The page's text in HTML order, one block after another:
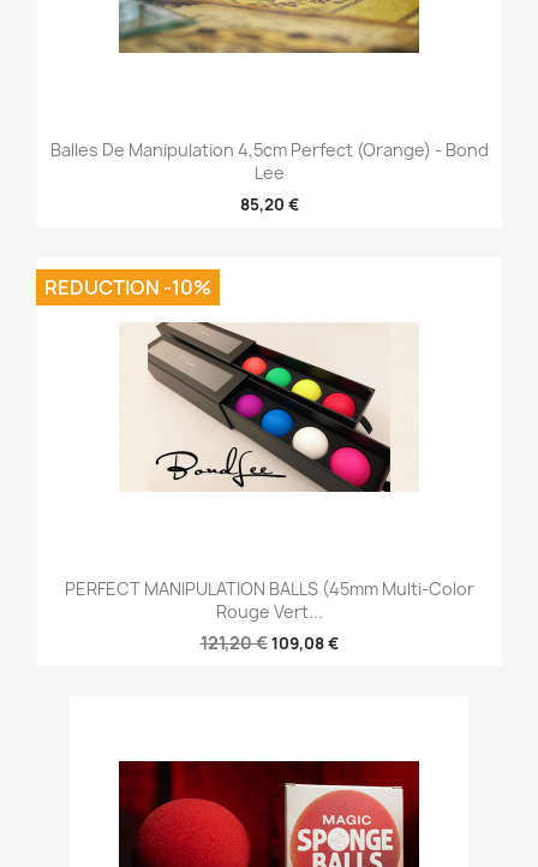
Balles De Manipulation 4,5cm Perfect (Orange) - Bond
Lee
85,20 €
PERFECT MANIPULATION BALLS (45mm Multi-Color
Rouge Vert...
121,20 €109,08 €
REDUCTION -10%